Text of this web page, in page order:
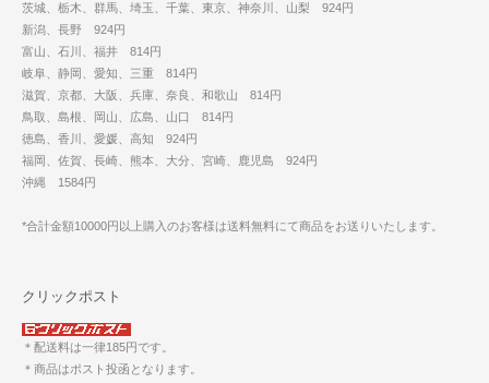
茨城、栃木、群馬、埼玉、千葉、東京、神奈川、山梨 924円
新潟、長野 924円
富山、石川、福井 814円
岐阜、静岡、愛知、三重 814円
滋賀、京都、大阪、兵庫、奈良、和歌山 814円
鳥取、島根、岡山、広島、山口 814円
徳島、香川、愛媛、高知 924円
福岡、佐賀、長崎、熊本、大分、宮崎、鹿児島 924円
沖縄 1584円
*合計金額10000円以上購入のお客様は送料無料にて商品をお送りいたします。
クリックポスト
＊配送料は一律185円です。
＊商品はポスト投函となります。